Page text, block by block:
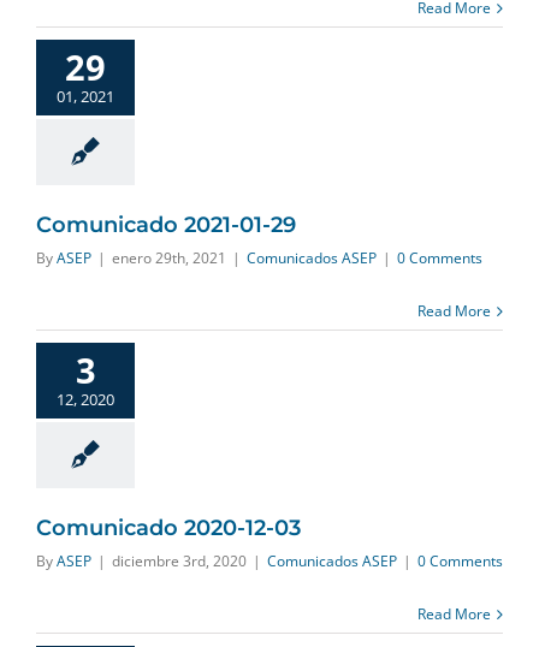
Read More
29
01, 2021
Comunicado 2021-01-29
ByASEP | enero 29th, 2021 | Comunicados ASEP | 0 Comments
Read More
3
12, 2020
Comunicado 2020-12-03
ByASEP | diciembre 3rd, 2020 | Comunicados ASEP | 0 Comments
Read More